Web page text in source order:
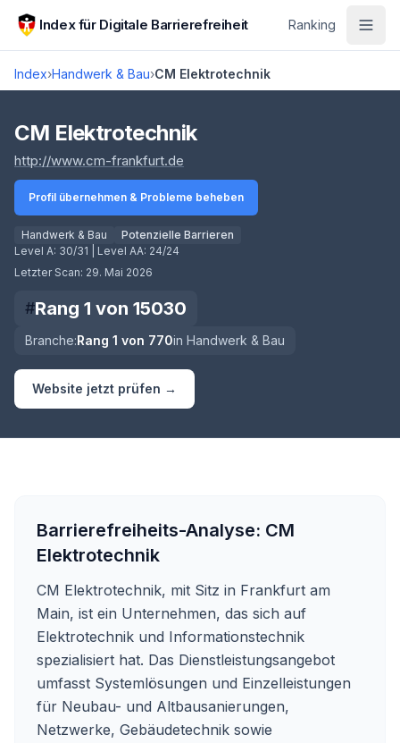
Zum Hauptinhalt springen
Index für Digitale Barrierefreiheit Ranking
Index›Handwerk & Bau›CM Elektrotechnik
Score lädt
CM Elektrotechnik
http://www.cm-frankfurt.de
Profil übernehmen & Probleme beheben
Handwerk & Bau
Potenzielle Barrieren
Level A: 30/31 | Level AA: 24/24
Letzter Scan: 29. Mai 2026
#Rang 1 von 15030
Branche:Rang 1 von 770in Handwerk & Bau
Website jetzt prüfen →
Barrierefreiheits-Analyse: CM
Elektrotechnik
CM Elektrotechnik, mit Sitz in Frankfurt am
Main, ist ein Unternehmen, das sich auf
Elektrotechnik und Informationstechnik
spezialisiert hat. Das Dienstleistungsangebot
umfasst Systemlösungen und Einzelleistungen
für Neubau- und Altbausanierungen,
Netzwerke, Gebäudetechnik sowie